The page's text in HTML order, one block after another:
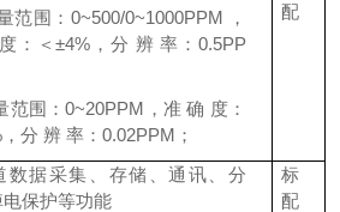
范围：0~500/0~1000PPM ，
：＜±4%，分 辨 率：0.5PP
范围：0~20PPM，准 确 度：
，分 辨 率：0.02PPM；
配
数据采集、存储、通讯、分
保护等功能
标
配